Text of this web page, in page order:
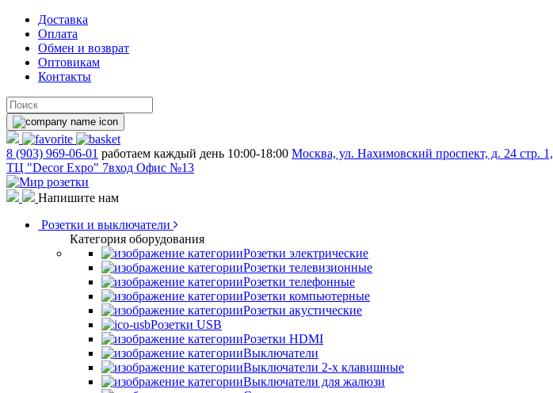
Доставка
Оплата
Обмен и возврат
Оптовикам
Контакты
8 (903) 969-06-01 работаем каждый день 10:00-18:00 Москва, ул. Нахимовский проспект, д. 24 стр. 1,
ТЦ "Decor Expo" 7вход Офис №13
Напишите нам
Розетки и выключатели
Категория оборудования
Розетки электрические
Розетки телевизионные
Розетки телефонные
Розетки компьютерные
Розетки акустические
Розетки USB
Розетки HDMI
Выключатели
Выключатели 2-х клавишные
Выключатели для жалюзи